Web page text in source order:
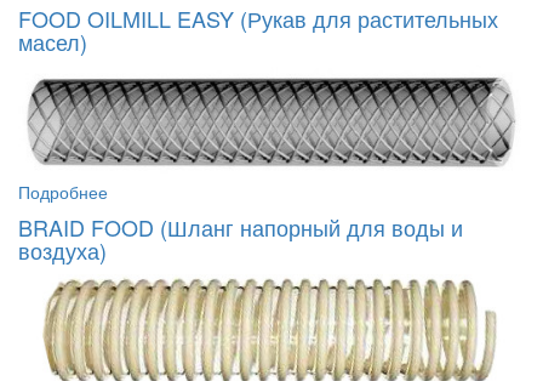
FOOD OILMILL EASY (Рукав для растительных
масел)
Подробнее
BRAID FOOD (Шланг напорный для воды и
воздуха)